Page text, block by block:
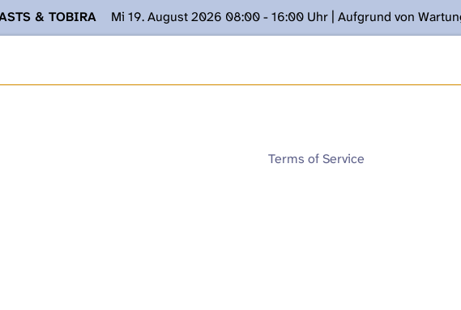
& TOBIRA
Mi 19. August 2026 08:00 - 16:00 Uhr | Aufgrund von
nicht zur Verfügung stehen. Kontakt: www.podcast.unibe.ch
Terms of Service